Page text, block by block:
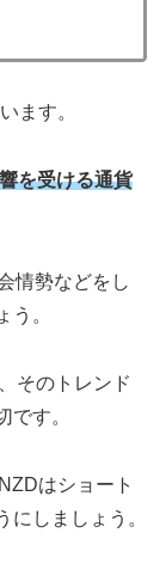
ます。
を受ける通貨
情勢などをし
う。
そのトレンド
です。
はショート
しましょう。